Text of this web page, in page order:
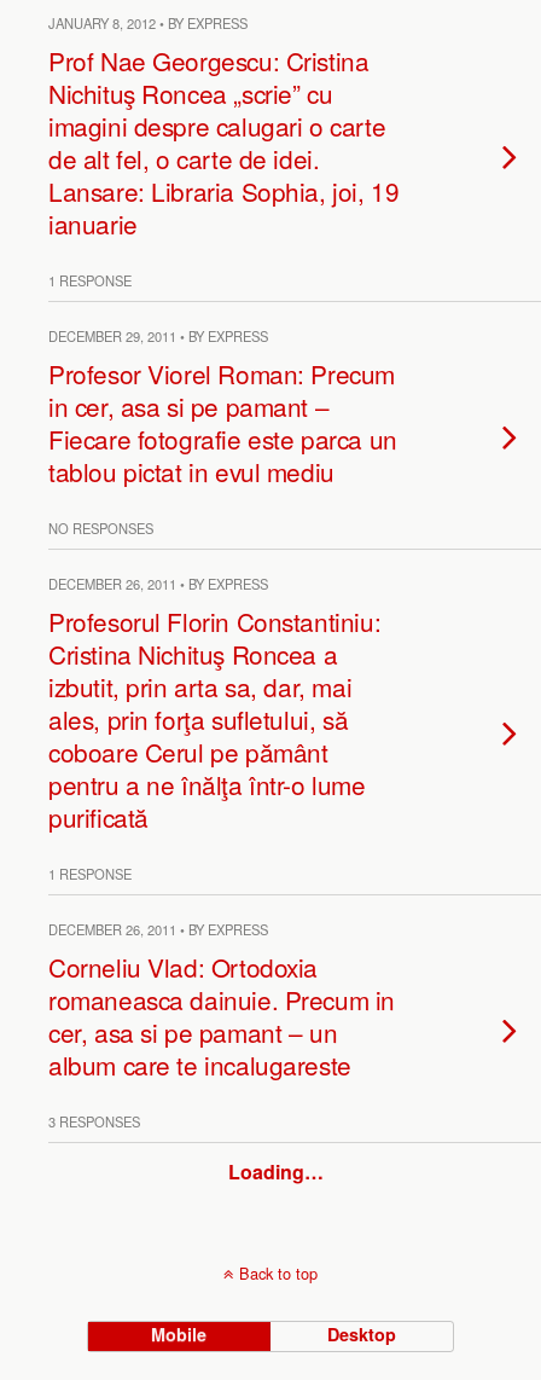
JANUARY 8, 2012 • BY EXPRESS
Prof Nae Georgescu: Cristina
Nichituş Roncea „scrie” cu
imagini despre calugari o carte
de alt fel, o carte de idei.
Lansare: Libraria Sophia, joi, 19
ianuarie
1 RESPONSE
DECEMBER 29, 2011 • BY EXPRESS
Profesor Viorel Roman: Precum
in cer, asa si pe pamant –
Fiecare fotografie este parca un
tablou pictat in evul mediu
NO RESPONSES
DECEMBER 26, 2011 • BY EXPRESS
Profesorul Florin Constantiniu:
Cristina Nichituş Roncea a
izbutit, prin arta sa, dar, mai
ales, prin forţa sufletului, să
coboare Cerul pe pământ
pentru a ne înălţa într-o lume
purificată
1 RESPONSE
DECEMBER 26, 2011 • BY EXPRESS
Corneliu Vlad: Ortodoxia
romaneasca dainuie. Precum in
cer, asa si pe pamant – un
album care te incalugareste
3 RESPONSES
Loading…
Back to top
Mobile Desktop